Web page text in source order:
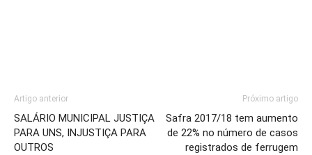
Artigo anterior
SALÁRIO MUNICIPAL JUSTIÇA
PARA UNS, INJUSTIÇA PARA
OUTROS
Próximo artigo
Safra 2017/18 tem aumento
de 22% no número de casos
registrados de ferrugem